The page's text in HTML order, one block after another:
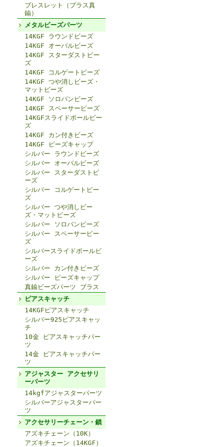
ブレスレット（ブラス真
鍮）
メタルビーズパーツ
14KGF ラウンドビーズ
14KGF オーバルビーズ
14KGF スターダストビー
ズ
14KGF コルゲートビーズ
14KGF つや消しビーズ・
マットビーズ
14KGF ソロバンビーズ
14KGF スペーサービーズ
14KGFスライドボールビー
ズ
14KGF カン付きビーズ
14KGF ビーズキャップ
シルバー ラウンドビーズ
シルバー オーバルビーズ
シルバー スターダストビ
ーズ
シルバー コルゲートビー
ズ
シルバー つや消しビー
ズ・マットビーズ
シルバー ソロバンビーズ
シルバー スペーサービー
ズ
シルバースライドボールビ
ーズ
シルバー カン付きビーズ
シルバー ビーズキャップ
真鍮ビーズパーツ ブラス
ピアスキャッチ
14KGFピアスキャッチ
シルバー925ピアスキャッ
チ
10金 ピアスキャッチパー
ツ
14金 ピアスキャッチパー
ツ
アジャスター アクセサリ
ーパーツ
14kgfアジャスターパーツ
シルバーアジャスターパー
ツ
アクセサリーチェーン・鎖
アズキチェーン（10K）
アズキチェーン（14KGF）